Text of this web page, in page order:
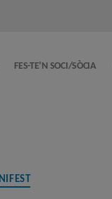
FES-TE’N SOCI/SÒCIA
Categories